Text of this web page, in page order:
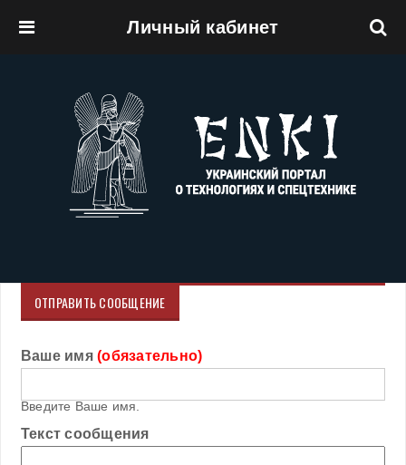
Личный кабинет
ОТПРАВИТЬ СООБЩЕНИЕ
Ваше имя(обязательно)
Введите Ваше имя.
Текст сообщения